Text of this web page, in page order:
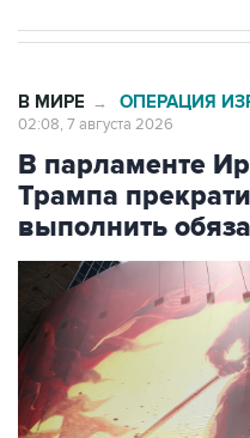
В МИРЕ → ОПЕРАЦИЯ
02:08, 7 августа 2026
В парламенте
Трампа
выполнить